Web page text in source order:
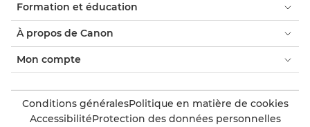
Formation et éducation
À propos de Canon
Mon compte
Conditions généralesPolitique en matière de cookies
AccessibilitéProtection des données personnelles